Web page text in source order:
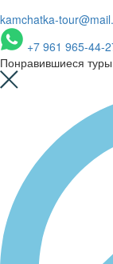
kamchatka-
+7 961 965-44-
Понравившиеся туры